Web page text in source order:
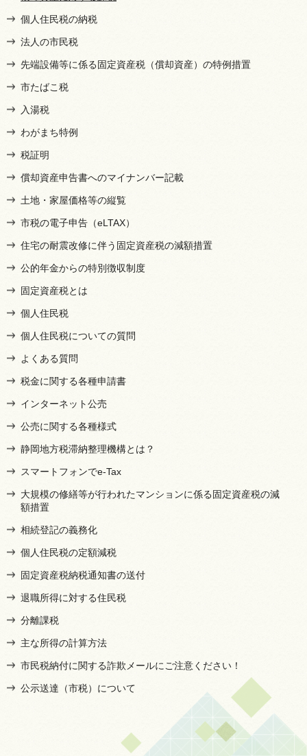
個人住民税の納税
法人の市民税
先端設備等に係る固定資産税（償却資産）の特例措置
市たばこ税
入湯税
わがまち特例
税証明
償却資産申告書へのマイナンバー記載
土地・家屋価格等の縦覧
市税の電子申告（eLTAX）
住宅の耐震改修に伴う固定資産税の減額措置
公的年金からの特別徴収制度
固定資産税とは
個人住民税
個人住民税についての質問
よくある質問
税金に関する各種申請書
インターネット公売
公売に関する各種様式
静岡地方税滞納整理機構とは？
スマートフォンでe-Tax
大規模の修繕等が行われたマンションに係る固定資産税の減
額措置
相続登記の義務化
個人住民税の定額減税
固定資産税納税通知書の送付
退職所得に対する住民税
分離課税
主な所得の計算方法
市民税納付に関する詐欺メールにご注意ください！
公示送達（市税）について